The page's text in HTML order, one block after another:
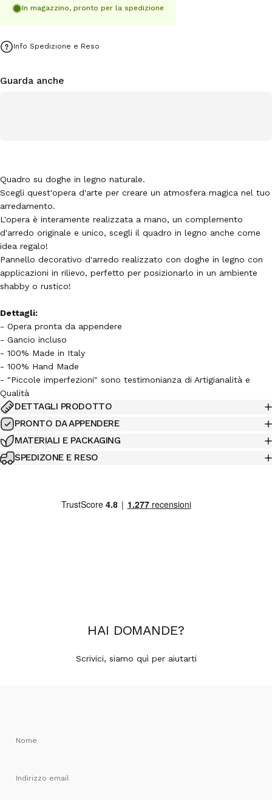
In magazzino, pronto per la spedizione
Info Spedizione e Reso
Guarda anche
Quadro su doghe in legno naturale.
Scegli quest'opera d'arte per creare un atmosfera magica nel tuo
arredamento.
L'opera è interamente realizzata a mano, un complemento
d'arredo originale e unico, scegli il quadro in legno anche come
idea regalo!
Pannello decorativo d'arredo realizzato con doghe in legno con
applicazioni in rilievo, perfetto per posizionarlo in un ambiente
shabby o rustico!
Dettagli:
- Opera pronta da appendere
- Gancio incluso
- 100% Made in Italy
- 100% Hand Made
- "Piccole imperfezioni" sono testimonianza di Artigianalità e
Qualità
DETTAGLI PRODOTTO
PRONTO DA APPENDERE
MATERIALI E PACKAGING
SPEDIZONE E RESO
HAI DOMANDE?
Scrivici, siamo quì per aiutarti
Nome
Indirizzo email